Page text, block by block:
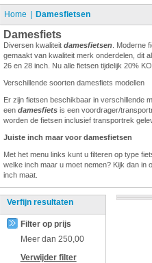
Home Damesfietsen
Damesfiets
Diversen kwaliteit damesfietsen. Moderne
gemaakt van kwaliteit merk onderdelen, dit
26 en 28 inch. Nu alle fietsen tijdelijk 20%
Verschillende soorten damesfiets modellen
Er zijn fietsen beschikbaar in verschillende
een damesfiets is een voordrager/
worden de fietsen inclusief transportrek
Juiste inch maar voor damesfietsen
Met het menu links kunt u filteren op type
welke inch maar u moet nemen? Kijk dan in
inch maat.
Verfijn resultaten
Filter op prijs
Meer dan 250,00
Verwijder filter